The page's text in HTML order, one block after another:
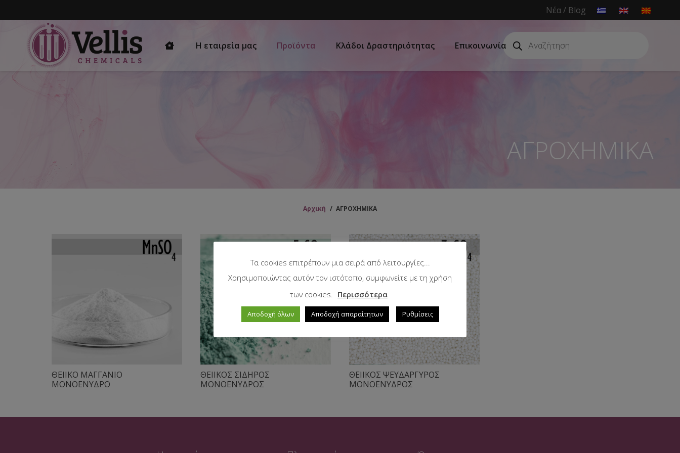
Νέα / Blog
Η εταιρεία μας Προϊόντα Κλάδοι Δραστηριότητας Επικοινωνία
Products
search
ΑΓΡΟΧΗΜΙΚΑ
Αρχική / ΑΓΡΟΧΗΜΙΚΑ
ΘΕΙΙΚΟ ΜΑΓΓΑΝΙΟ
ΜΟΝΟΕΝΥΔΡΟ
ΘΕΙΙΚΟΣ ΣΙΔΗΡΟΣ
ΜΟΝΟΕΝΥΔΡΟΣ
ΘΕΙΙΚΟΣ ΨΕΥΔΑΡΓΥΡΟΣ
ΜΟΝΟΕΝΥΔΡΟΣ
Τα cookies επιτρέπουν μια σειρά από λειτουργίες...
Χρησιμοποιώντας αυτόν τον ιστότοπο, συμφωνείτε με τη χρήση
των cookies.
Περισσότερα
Αποδοχή όλων Αποδοχή απαραίτητων Ρυθμίσεις